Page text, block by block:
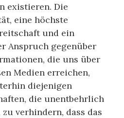
existieren. Die
eine höchste
und ein
Anspruch gegenüber
die uns über
Medien erreichen,
diejenigen
die unentbehrlich
zu verhindern, dass das